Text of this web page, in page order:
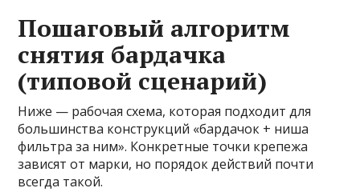
Пошаговый алгоритм
снятия бардачка
(типовой сценарий)
Ниже — рабочая схема, которая подходит для
большинства конструкций «бардачок + ниша
фильтра за ним». Конкретные точки крепежа
зависят от марки, но порядок действий почти
всегда такой.